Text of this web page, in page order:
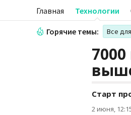
Главная Технологии
Горячие темы: Все
Старт
2 июня,